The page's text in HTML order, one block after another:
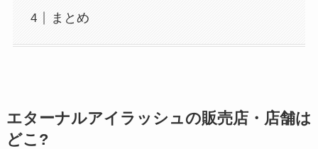
まとめ
エターナルアイラッシュの販売店・店舗は
どこ?